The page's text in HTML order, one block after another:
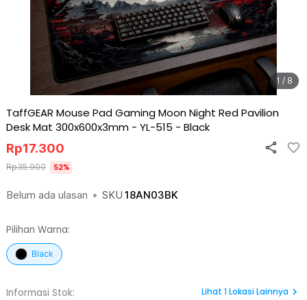
1 / 8
TaffGEAR Mouse Pad Gaming Moon Night Red Pavilion
Desk Mat 300x600x3mm - YL-515 - Black
Belum ada ulasan • SKU 18AN03BK
Rp17.300
Rp35.900 52%
Pilihan Warna:
Black
Informasi Stok:
Lihat 1Lokasi Lainnya